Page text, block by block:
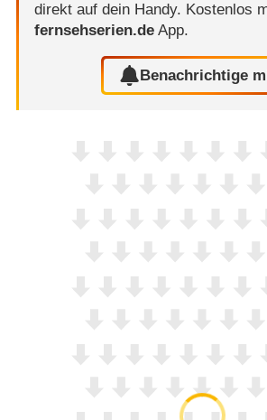
direkt auf dein Handy. Kostenlos
fernsehserien.deApp.
Benachrichtige